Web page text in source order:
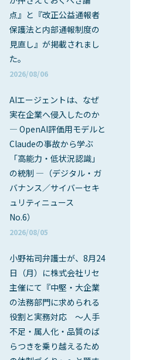
点』と『改正公益通報者
保護法と内部通報制度の
見直し』が掲載されまし
た。
2026/08/06
AIエージェントは、なぜ
実在企業へ侵入したのか
― OpenAI評価用モデルと
Claudeの事故から学ぶ
「高能力・低状況認識」
の統制 ―（デジタル・ガ
バナンス／サイバーセキ
ュリティニュース
No.6）
2026/08/05
小野祐司弁護士が、8月24
日（月）に株式会社リセ
主催にて『中堅・大企業
の法務部門に求められる
役割と実務対応 ～人手
不足・属人化・品質のば
らつきを乗り越えるため